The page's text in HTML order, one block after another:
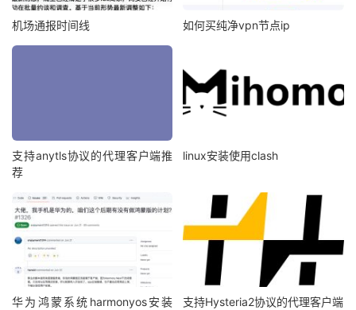
机场通报时间线 如何买纯净vpn节点ip
支持anytls协议的代理客户端推
荐
linux安装使用clash
华为鸿蒙系统harmonyos安装
支持Hysteria2协议的代理客户端